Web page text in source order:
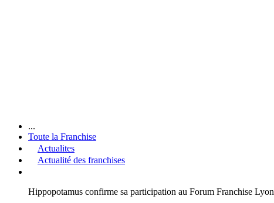
...
Toute la Franchise
Actualites
Actualité des franchises
Hippopotamus confirme sa participation au Forum Franchise Lyon